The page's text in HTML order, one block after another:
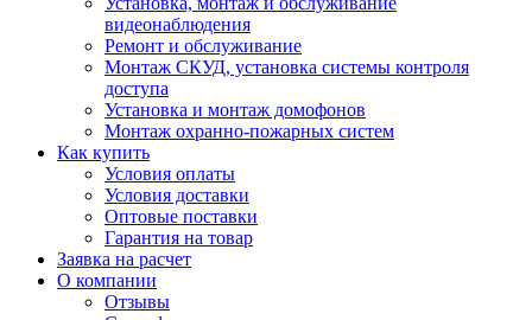
видеонаблюдения
Ремонт и обслуживание
Монтаж СКУД, установка системы контроля
доступа
Установка и монтаж домофонов
Монтаж охранно-пожарных систем
Как купить
Условия оплаты
Условия доставки
Оптовые поставки
Гарантия на товар
Заявка на расчет
О компании
Отзывы